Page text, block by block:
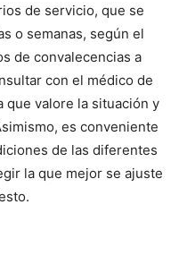
de servicio, que se
o semanas, según el
de convalecencias a
con el médico de
que valore la situación y
es conveniente
de las diferentes
la que mejor se ajuste